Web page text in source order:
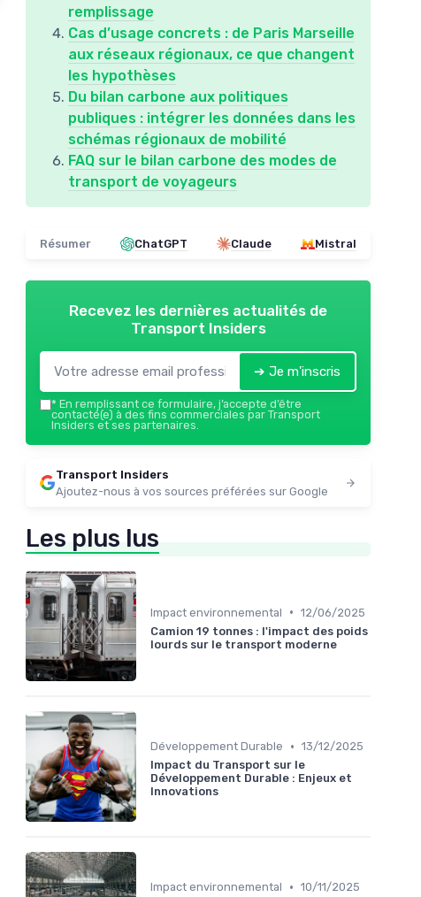
remplissage
Cas d’usage concrets : de Paris Marseille
aux réseaux régionaux, ce que changent
les hypothèses
Du bilan carbone aux politiques
publiques : intégrer les données dans les
schémas régionaux de mobilité
FAQ sur le bilan carbone des modes de
transport de voyageurs
Résumer ChatGPT Claude Mistral
Recevez les dernières actualités de
Transport Insiders
➔ Je m'inscris
* En remplissant ce formulaire, j’accepte d’être
contacté(e) à des fins commerciales par Transport
Insiders et ses partenaires.
Transport Insiders
Ajoutez-nous à vos sources préférées sur Google
Les plus lus
Impact environnemental • 12/06/2025
Camion 19 tonnes : l'impact des poids
lourds sur le transport moderne
Développement Durable • 13/12/2025
Impact du Transport sur le
Développement Durable : Enjeux et
Innovations
Impact environnemental • 10/11/2025